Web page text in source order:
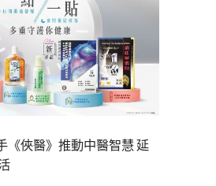
《俠醫》推動中醫智慧 延